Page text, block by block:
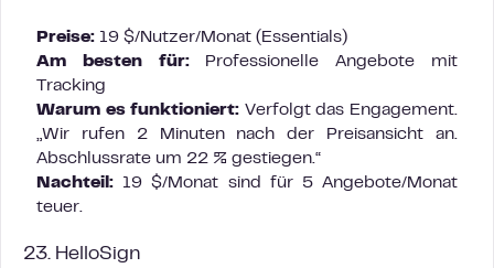
Preise: 19 $/Nutzer/Monat (Essentials)
Am besten für:Professionelle Angebote mit
Tracking
Warum es funktioniert: Verfolgt das Engagement.
„Wir rufen 2 Minuten nach der Preisansicht an.
Abschlussrate um 22 % gestiegen.“
Nachteil: 19 $/Monat sind für 5 Angebote/Monat
teuer.
23. HelloSign